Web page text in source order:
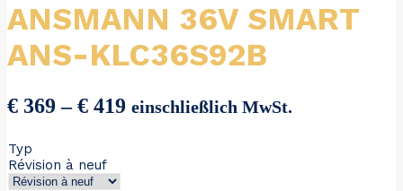
ANSMANN 36V SMART
ANS-KLC36S92B
€ 369 –€ 419Preisspanne:
einschließlich MwSt.
Typ
Révision à neuf